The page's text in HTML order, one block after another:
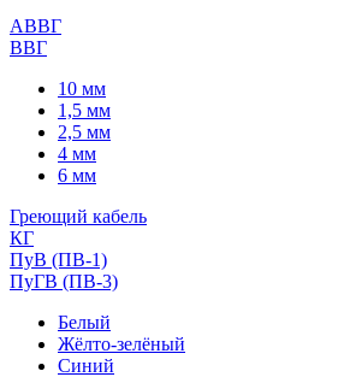
АВВГ
ВВГ
10 мм
1,5 мм
2,5 мм
4 мм
6 мм
Греющий кабель
КГ
ПуВ (ПВ-1)
ПуГВ (ПВ-3)
Белый
Жёлто-зелёный
Синий